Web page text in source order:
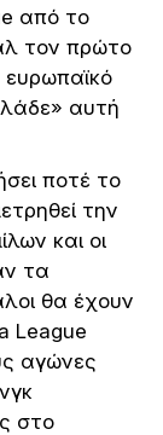
από το
τον πρώτο
αυτή
ποτέ το
την
και οι
τα
θα έχουν
League
αγώνες
στο